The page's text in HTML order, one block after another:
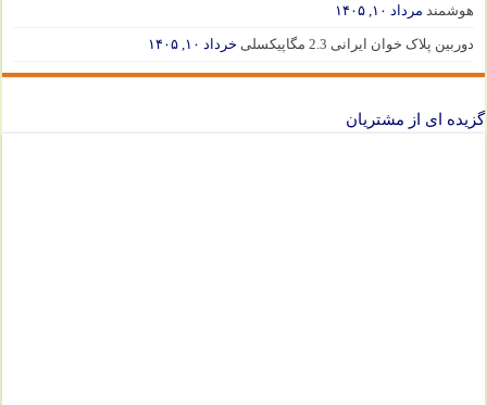
هوشمند مرداد ۱۰, ۱۴۰۵
دوربین پلاک خوان ایرانی 2.3 مگاپیکسلی خرداد ۱۰, ۱۴۰۵
گزیده ای از مشتریان